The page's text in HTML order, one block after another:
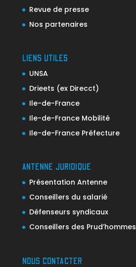
Revue de presse
Nos partenaires
LIENS UTILES
UNSA
Drieets (ex Direcct)
Ile-de-France
Ile-de-France Mobilité
Ile-de-France Préfecture
ANTENNE JURIDIQUE
Présentation Antenne
Conseillers du salarié
Défenseurs syndicaux
Conseillers des Prud’hommes
NOUS CONTACTER